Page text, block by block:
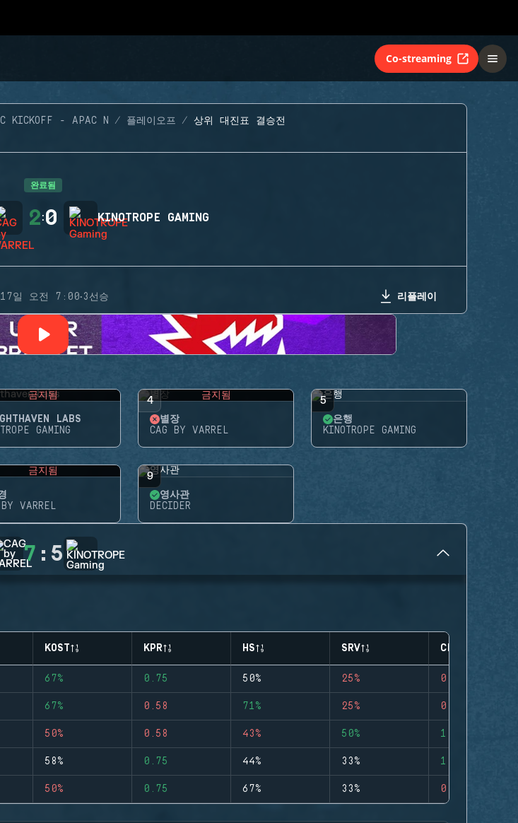
Co-streaming
KICKOFF - APAC N 플레이오프 상위 대진표 결승전
완료됨
2:0 KINOTROPE GAMING
일 오전 7:00·3선승 리플레이
금지됨
LABS
GAMING
4 금지됨
별장
CAG BY VARREL
5
은행
KINOTROPE GAMING
금지됨
VARREL
9
영사관
DECIDER
7 : 5
KOST KPR HS SRV CLUTCHES
67% 0.75 50% 25% 0
67% 0.58 71% 25% 0
50% 0.58 43% 50% 1
58% 0.75 44% 33% 1
50% 0.75 67% 33% 0